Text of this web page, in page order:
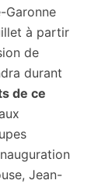
Garonne
à partir
de
durant
de ce
Jean-